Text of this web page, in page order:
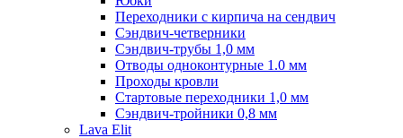
Переходники с кирпича на сендвич
Сэндвич-четверники
Сэндвич-трубы 1,0 мм
Отводы одноконтурные 1.0 мм
Проходы кровли
Стартовые переходники 1,0 мм
Сэндвич-тройники 0,8 мм
Lava Elit